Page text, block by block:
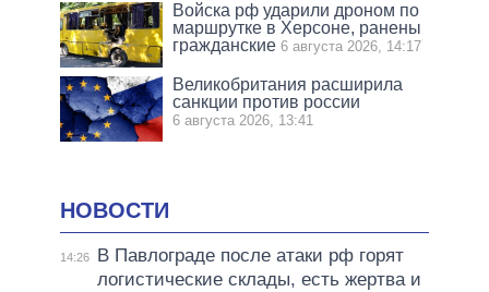
Войска рф ударили дроном по
маршрутке в Херсоне, ранены
гражданские 6 августа 2026, 14:17
Великобритания расширила
санкции против россии
6 августа 2026, 13:41
НОВОСТИ
14:26
В Павлограде после атаки рф горят
логистические склады, есть жертва и